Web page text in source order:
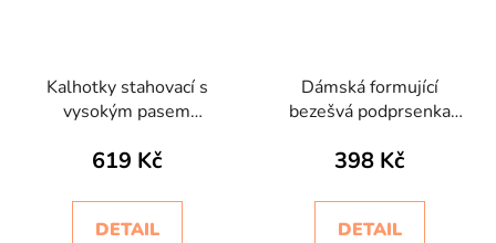
Kalhotky stahovací s
vysokým pasem
Invisibile
619 Kč
DETAIL
Dámská formující
bezešvá podprsenka
398 Kč
DETAIL